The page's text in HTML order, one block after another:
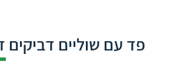
פד עם שוליים דביקים דק